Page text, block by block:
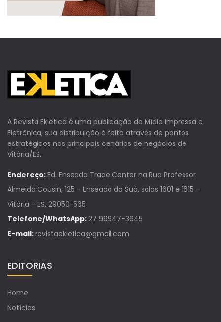
A Revista Ekletica é uma publicação de Mídia Impressa e
Eletrônica, sua distribuição é feita através de pontos
estratégicos nos principais cenários de negócios de
Vitória/ES.
Endereço:Ed. Enseada Trade Center na Rua Professor
Almeida Cousin, 125 – Enseada do Suá, salas 1601 e 1615 –
Vitória – ES, 29050-565
Telefone/WhatsApp:27 99947-3645
E-mail:revistaekletica@gmail.com
EDITORIAS
Home
Notícias